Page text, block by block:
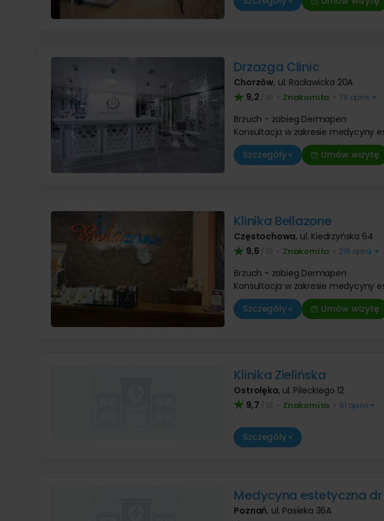
Drzazga Clinic
Chorzów, ul. Racławicka 20A
9,2 / 10 • Znakomita • 78 opinii
Brzuch - zabieg Dermapen
Konsultacja w zakresie medycyny
Szczegóły »
Umów wizytę
Klinika Bellazone
Częstochowa, ul. Kiedrzyńska 64
9,6 / 10 • Znakomita • 216 opinii
Brzuch - zabieg Dermapen
Konsultacja w zakresie medycyny
Szczegóły »
Umów wizytę
Klinika Zielińska
Ostrołęka, ul. Pileckiego 12
9,7 / 10 • Znakomita • 91 opinii
Szczegóły »
Medycyna estetyczna
Poznań, ul. Pasieka 36A